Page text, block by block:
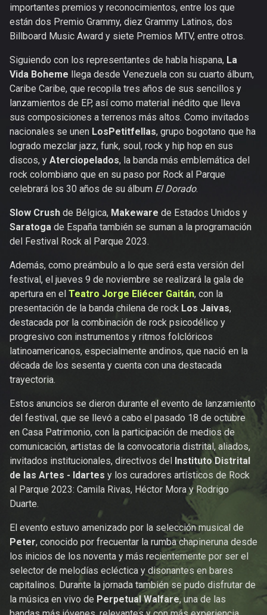
importantes premios y reconocimientos, entre los que
están dos Premio Grammy, diez Grammy Latinos, dos
Billboard Music Award y siete Premios MTV, entre otros.
Siguiendo con los representantes de habla hispana, La
Vida Boheme llega desde Venezuela con su cuarto álbum,
Caribe Caribe, que recopila tres años de sus sencillos y
lanzamientos de EP, así como material inédito que lleva
sus composiciones a terrenos más altos. Como invitados
nacionales se unen LosPetitfellas, grupo bogotano que ha
logrado mezclar jazz, funk, soul, rock y hip hop en sus
discos, y Aterciopelados, la banda más emblemática del
rock colombiano que en su paso por Rock al Parque
celebrará los 30 años de su álbum El Dorado.
Slow Crush de Bélgica, Makeware de Estados Unidos y
Saratoga de España también se suman a la programación
del Festival Rock al Parque 2023.
Además, como preámbulo a lo que será esta versión del
festival, el jueves 9 de noviembre se realizará la gala de
apertura en el Teatro Jorge Eliécer Gaitán, con la
presentación de la banda chilena de rock Los Jaivas,
destacada por la combinación de rock psicodélico y
progresivo con instrumentos y ritmos folclóricos
latinoamericanos, especialmente andinos, que nació en la
década de los sesenta y cuenta con una destacada
trayectoria.
Estos anuncios se dieron durante el evento de lanzamiento
del festival, que se llevó a cabo el pasado 18 de octubre
en Casa Patrimonio, con la participación de medios de
comunicación, artistas de la convocatoria distrital, aliados,
invitados institucionales, directivos del Instituto Distrital
de las Artes - Idartes y los curadores artísticos de Rock
al Parque 2023: Camila Rivas, Héctor Mora y Rodrigo
Duarte.
El evento estuvo amenizado por la selección musical de
Peter, conocido por frecuentar la rumba chapineruna desde
los inicios de los noventa y más recientemente por ser el
selector de melodías ecléctica y disonantes en bares
capitalinos. Durante la jornada también se pudo disfrutar de
la música en vivo de Perpetual Walfare, una de las